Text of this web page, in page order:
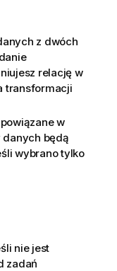
z dwóch
relację w
transformacji
w
danych będą
wybrano tylko
nie jest
zadań